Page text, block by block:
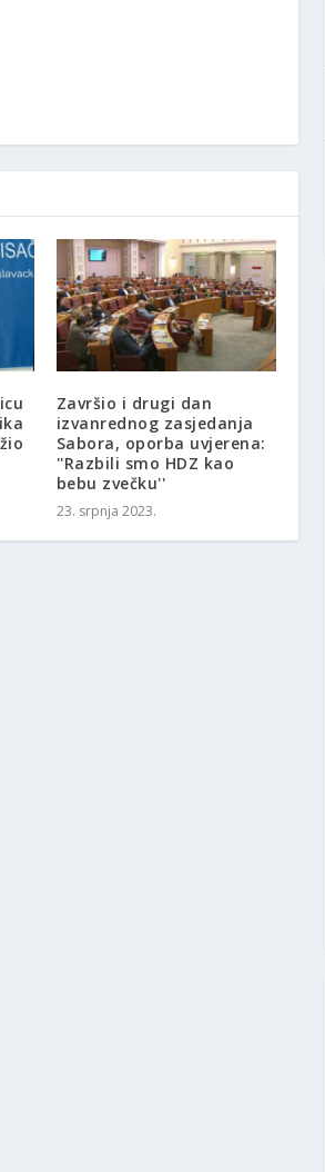
Završio i drugi dan
izvanrednog zasjedanja
Sabora, oporba uvjerena:
''Razbili smo HDZ kao
bebu zvečku''
23. srpnja 2023.